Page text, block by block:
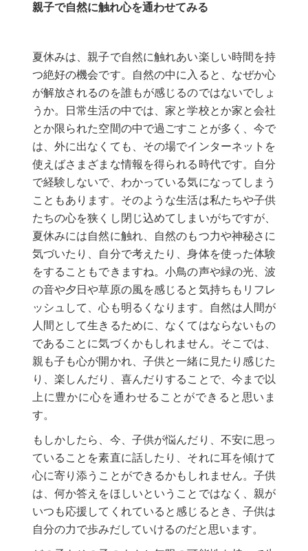
親子で自然に触れ心を通わせてみる
夏休みは、親子で自然に触れあい楽しい時間を持
つ絶好の機会です。自然の中に入ると、なぜか心
が解放されるのを誰もが感じるのではないでしょ
うか。日常生活の中では、家と学校とか家と会社
とか限られた空間の中で過ごすことが多く、今で
は、外に出なくても、その場でインターネットを
使えばさまざまな情報を得られる時代です。自分
で経験しないで、わかっている気になってしまう
こともあります。そのような生活は私たちや子供
たちの心を狭くし閉じ込めてしまいがちですが、
夏休みには自然に触れ、自然のもつ力や神秘さに
気づいたり、自分で考えたり、身体を使った体験
をすることもできますね。小鳥の声や緑の光、波
の音や夕日や草原の風を感じると気持ちもリフレ
ッシュして、心も明るくなります。自然は人間が
人間として生きるために、なくてはならないもの
であることに気づくかもしれません。そこでは、
親も子も心が開かれ、子供と一緒に見たり感じた
り、楽しんだり、喜んだりすることで、今まで以
上に豊かに心を通わせることができると思いま
す。
もしかしたら、今、子供が悩んだり、不安に思っ
ていることを素直に話したり、それに耳を傾けて
心に寄り添うことができるかもしれません。子供
は、何か答えをほしいということではなく、親が
いつも応援してくれていると感じるとき、子供は
自分の力で歩みだしていけるのだと思います。